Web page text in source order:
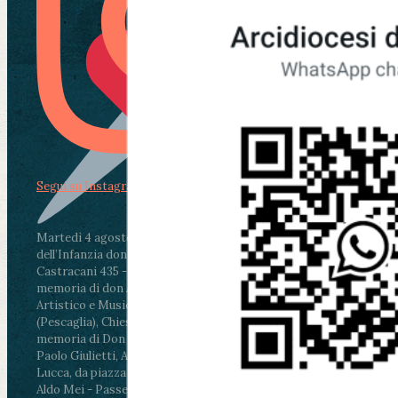
Martedì 4 agosto2026
ore 11:30 - Lucca, Scuola
dell’Infanzia don Aldo Mei - Viale Castruccio
Castracani 435 - Inaugurazione murales in
memoria di don Aldo Mei curato dal Liceo
Artistico e Musicale “Passaglia”
ore 18 - Fiano
(Pescaglia), Chiesa parrocchiale - Messa in
memoria di Don Aldo Mei celebrata da mons.
Paolo Giulietti, Arcivescovo di Lucca
ore 20.30 -
Lucca, da piazza San Michele al Cippo di don
Aldo Mei - Passeggiata della Memoria in alcuni
Segui su Instagram